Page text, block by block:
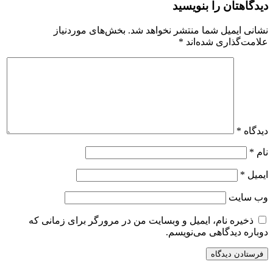
دیدگاهتان را بنویسید
نشانی ایمیل شما منتشر نخواهد شد. بخش‌های موردنیاز
علامت‌گذاری شده‌اند *
دیدگاه *
نام *
ایمیل *
وب‌ سایت
ذخیره نام، ایمیل و وبسایت من در مرورگر برای زمانی که
دوباره دیدگاهی می‌نویسم.